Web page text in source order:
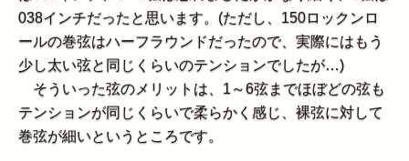
038インチだったと思います。(ただし、150ロックンロ
ールの巻弦はハーフラウンドだったので、実際にはもう
少し太い弦と同じくらいのテンションでしたが…)
そういった弦のメリットは、1～6弦までほぼどの弦も
テンションが同じくらいで柔らかく感じ、裸弦に対して
巻弦が細いというところです。